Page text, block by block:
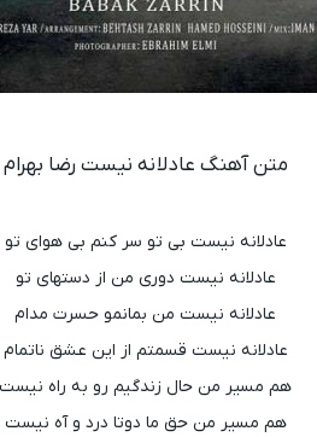
متن آهنگ عادلانه نیست رضا بهرام
عادلانه نیست بی تو سر کنم بی هوای تو
عادلانه نیست دوری من از دستهای تو
عادلانه نیست من بمانمو حسرت مدام
عادلانه نیست قسمتم از این عشق ناتمام
هم مسیر من حال زندگیم رو به راه نیست
هم مسیر من حق ما دوتا درد و آه نیست